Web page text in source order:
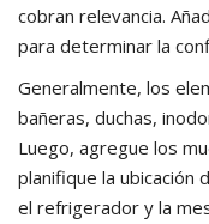
cobran relevancia.
para determinar la
Generalmente, los
bañeras, duchas,
Luego, agregue los
planifique la ubicación
el refrigerador y la